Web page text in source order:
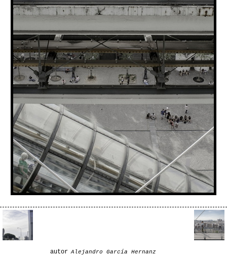
autor Alejandro García Hernanz